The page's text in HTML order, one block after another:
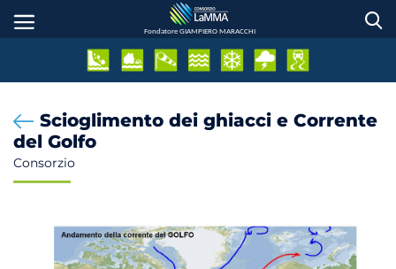
Fondatore GIAMPIERO MARACCHI
Scioglimento dei ghiacci e Corrente
del Golfo
Consorzio